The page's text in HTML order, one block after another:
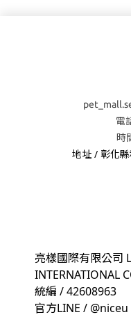
電
時
地址 / 彰化
亮樣國際有限公司
INTERNATIONAL
統編 / 42608963
官方LINE / @niceu